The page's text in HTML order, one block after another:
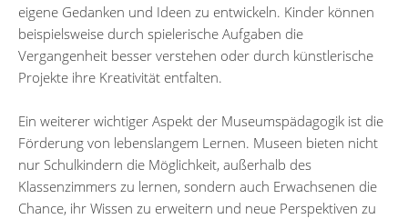
eigene Gedanken und Ideen zu entwickeln. Kinder können
beispielsweise durch spielerische Aufgaben die
Vergangenheit besser verstehen oder durch künstlerische
Projekte ihre Kreativität entfalten.
Ein weiterer wichtiger Aspekt der Museumspädagogik ist die
Förderung von lebenslangem Lernen. Museen bieten nicht
nur Schulkindern die Möglichkeit, außerhalb des
Klassenzimmers zu lernen, sondern auch Erwachsenen die
Chance, ihr Wissen zu erweitern und neue Perspektiven zu